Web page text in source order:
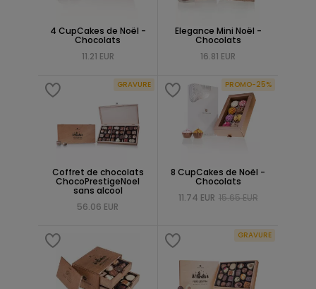
4 CupCakes de Noël -
Chocolats
11.21 EUR
Elegance Mini Noël -
Chocolats
16.81 EUR
GRAVURE
Coffret de chocolats
ChocoPrestigeNoel
sans alcool
56.06 EUR
PROMO-25%
8 CupCakes de Noël -
Chocolats
11.74 EUR 15.65 EUR
GRAVURE